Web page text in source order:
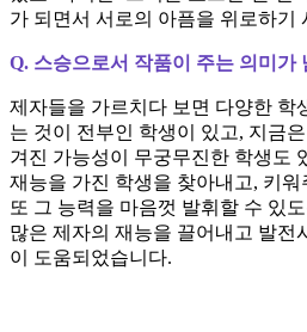
가 되면서 서로의 아픔을 위로하기
Q. 스승으로서 작품이 주는 의미가
제자들을 가르치다 보면 다양한 학
는 것이 전부인 학생이 있고, 지금
겨진 가능성이 무궁무진한 학생도
재능을 가진 학생을 찾아내고, 키
또 그 능력을 마음껏 발휘할 수 있
많은 제자의 재능을 끌어내고 발전
이 도움되었습니다.